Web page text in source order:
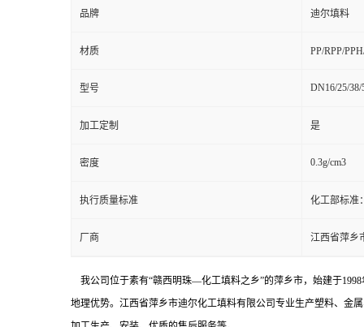
品牌 迪尔填料
材质 PP/RPP/
型号 DN16/25/38/
加工定制 是
密度 0.3g/cm3
执行质量标准 化工部标准
厂商 江西省萍乡
我公司位于素有“赣西明珠—化工填料之乡”的萍乡市，始建于
地理优势。 江西省萍乡市迪尔化工填料有限公司专业生产塑料、金